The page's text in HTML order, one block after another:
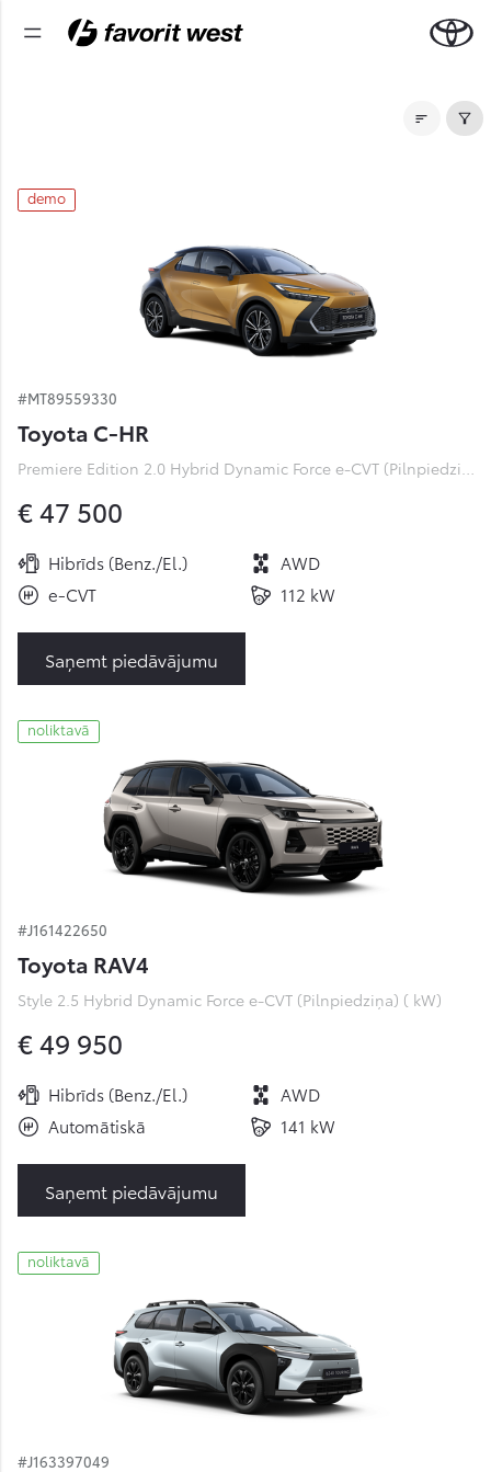
demo
#MT89559330
Toyota C-HR
Premiere Edition 2.0 Hybrid Dynamic Force e-CVT (Pilnpiedziņa) (112 kW)
€ 47 500
Hibrīds (Benz./El.)
AWD
e-CVT
112 kW
Saņemt piedāvājumu
noliktavā
#J161422650
Toyota RAV4
Style 2.5 Hybrid Dynamic Force e-CVT (Pilnpiedziņa) ( kW)
€ 49 950
Hibrīds (Benz./El.)
AWD
Automātiskā
141 kW
Saņemt piedāvājumu
noliktavā
#J163397049